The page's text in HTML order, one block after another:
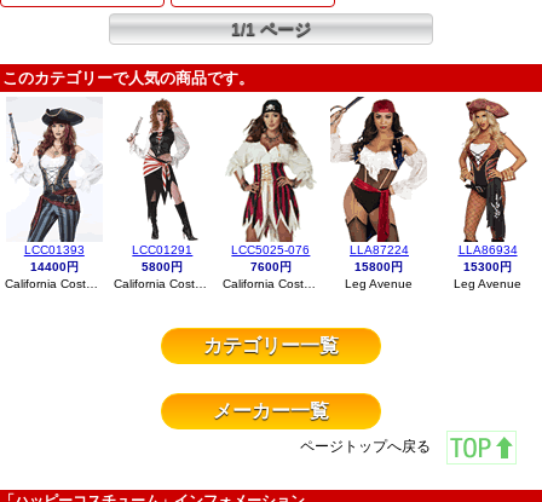
1/1 ページ
このカテゴリーで人気の商品です。
LCC01393
14400円
California Costumes
LCC01291
5800円
California Costumes
LCC5025-076
7600円
California Costumes
LLA87224
15800円
Leg Avenue
LLA86934
15300円
Leg Avenue
カテゴリー一覧
メーカー一覧
ページトップへ戻る